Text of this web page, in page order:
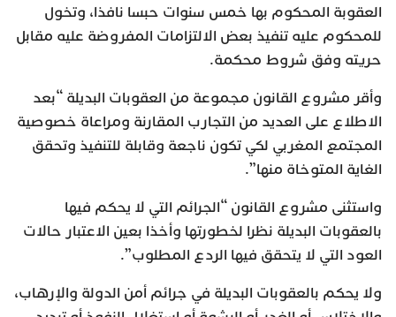
العقوبة المحكوم بها خمس سنوات حبسا نافذا، وتخول
للمحكوم عليه تنفيذ بعض الالتزامات المفروضة عليه مقابل
حريته وفق شروط محكمة.
وأقر مشروع القانون مجموعة من العقوبات البديلة “بعد
الاطلاع على العديد من التجارب المقارنة ومراعاة خصوصية
المجتمع المغربي لكي تكون ناجعة وقابلة للتنفيذ وتحقق
الغاية المتوخاة منها”.
واستثنى مشروع القانون “الجرائم التي لا يحكم فيها
بالعقوبات البديلة نظرا لخطورتها وأخذا بعين الاعتبار حالات
العود التي لا يتحقق فيها الردع المطلوب”.
ولا يحكم بالعقوبات البديلة في جرائم أمن الدولة والإرهاب،